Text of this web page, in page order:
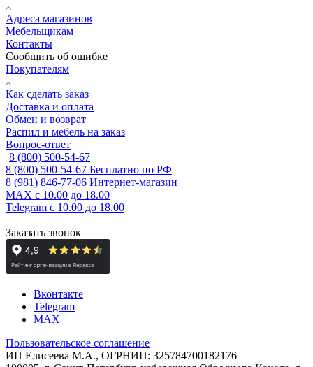
Адреса магазинов
Мебельщикам
Контакты
Сообщить об ошибке
Покупателям
Как сделать заказ
Доставка и оплата
Обмен и возврат
Распил и мебель на заказ
Вопрос-ответ
8 (800) 500-54-67
8 (800) 500-54-67 Бесплатно по РФ
8 (981) 846-77-06 Интернет-магазин
MAX с 10.00 до 18.00
Telegram с 10.00 до 18.00
Заказать звонок
Вконтакте
Telegram
MAX
Пользовательское соглашение
ИП Елисеева М.А., ОГРНИП: 325784700182176